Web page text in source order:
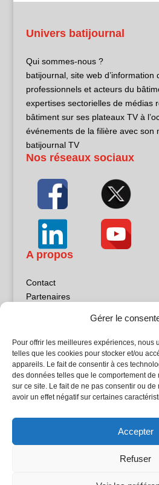
Gérer le
Pour offrir les meilleures expériences, nous
telles que les cookies pour stocker et/ou
appareils. Le fait de consentir à ces
des données telles que le comportement
sur ce site. Le fait de ne pas consentir ou
avoir un effet négatif sur certaines
Accepter
Refuser
Univers batijournal
Qui sommes-nous ?
batijournal, site web d’information
professionnels et acteurs du
expertises sectorielles de médias
bâtiment sur ses plateaux TV à
événements de la filière avec son
batijournal TV
Nos réseaux sociaux
A propos
Contact
Partenaires
Politique de confidentialité
Sites partenaires
5Façades
Atrium Patrimoine
L'Atelier Bois